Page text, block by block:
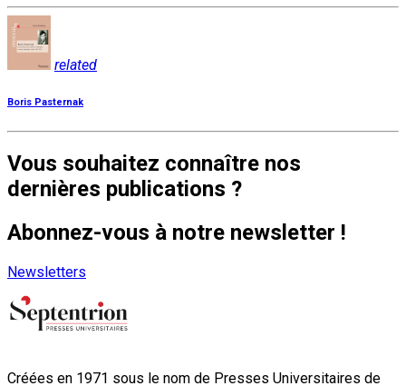
related
Boris Pasternak
Vous souhaitez connaître nos
dernières publications ?
Abonnez-vous à notre newsletter !
Newsletters
Créées en 1971 sous le nom de Presses Universitaires de